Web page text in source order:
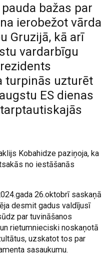
bažas par
ierobežot vārda
Gruzijā, kā arī
vardarbīgu
turpinās uzturēt
ES dienas
Kobahidze paziņoja, ka
no iestāšanās
26.oktobrī saskaņā
desmit gadus valdījusī
par tuvināšanos
rietumnieciski noskaņotā
uzskatot tos par
sasaukumu.